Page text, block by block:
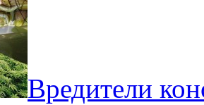
Вредители